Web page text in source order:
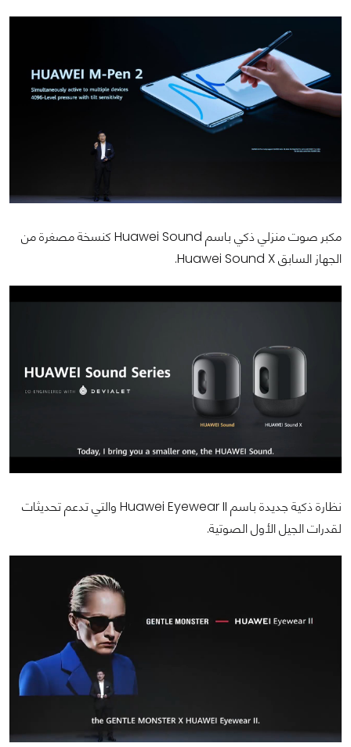
مكبر صوت منزلي ذكي باسم Huawei Sound كنسخة مصغرة من
الجهاز السابق Huawei Sound X.
نظارة ذكية جديدة باسم Huawei Eyewear II والتي تدعم تحديثات
لقدرات الجيل الأول الصوتية.